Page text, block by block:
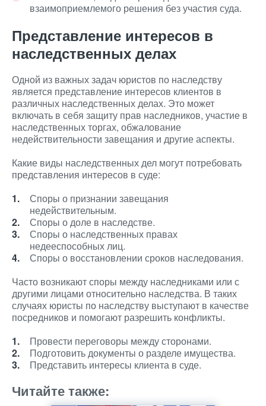
взаимоприемлемого решения без участия суда.
Представление интересов в
наследственных делах
Одной из важных задач юристов по наследству
является представление интересов клиентов в
различных наследственных делах. Это может
включать в себя защиту прав наследников, участие в
наследственных торгах, обжалование
недействительности завещания и другие аспекты.
Какие виды наследственных дел могут потребовать
представления интересов в суде:
Споры о признании завещания
недействительным.
Споры о доле в наследстве.
Споры о наследственных правах
недееспособных лиц.
Споры о восстановлении сроков наследования.
Часто возникают споры между наследниками или с
другими лицами относительно наследства. В таких
случаях юристы по наследству выступают в качестве
посредников и помогают разрешить конфликты.
Провести переговоры между сторонами.
Подготовить документы о разделе имущества.
Представить интересы клиента в суде.
Читайте также: